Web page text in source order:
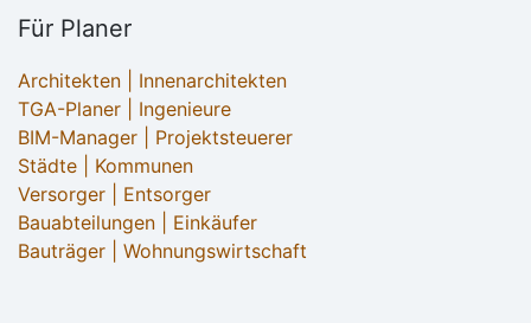
Für Planer
Architekten | Innenarchitekten
TGA-Planer | Ingenieure
BIM-Manager | Projektsteuerer
Städte | Kommunen
Versorger | Entsorger
Bauabteilungen | Einkäufer
Bauträger | Wohnungswirtschaft